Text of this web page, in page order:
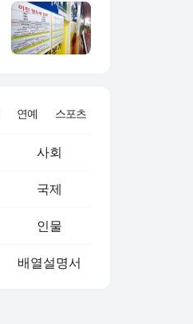
연예 스포츠
사회
국제
인물
배열설명서